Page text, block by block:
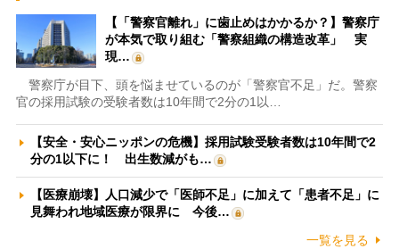
【「警察官離れ」に歯止めはかかるか？】警察庁
が本気で取り組む「警察組織の構造改革」 実
現…
警察庁が目下、頭を悩ませているのが「警察官不足」だ。警察
官の採用試験の受験者数は10年間で2分の1以…
【安全・安心ニッポンの危機】採用試験受験者数は10年間で2
分の1以下に！ 出生数減がも…
【医療崩壊】人口減少で「医師不足」に加えて「患者不足」に
見舞われ地域医療が限界に 今後…
一覧を見る